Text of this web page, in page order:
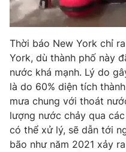
Thời báo New York chỉ
York, dù thành phố này
nước khá mạnh. Lý do
là do 60% diện tích
mưa chung với thoát
lượng nước chảy qua
có thể xử lý, sẽ dẫn tới
bão như năm 2021 xảy